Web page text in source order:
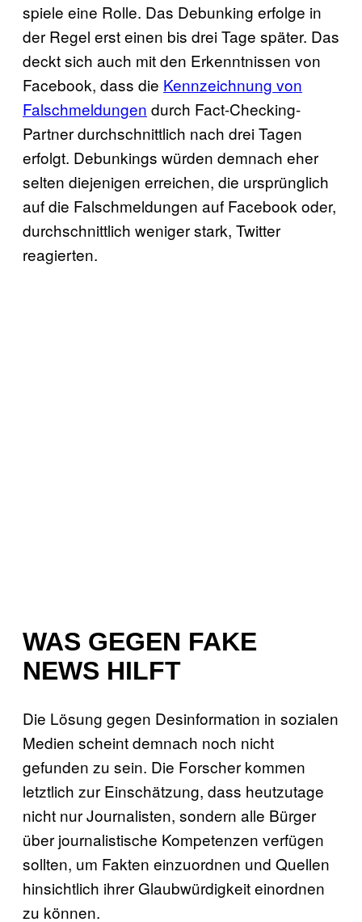
spiele eine Rolle. Das Debunking erfolge in
der Regel erst einen bis drei Tage später. Das
deckt sich auch mit den Erkenntnissen von
Facebook, dass die Kennzeichnung von
Falschmeldungen durch Fact-Checking-
Partner durchschnittlich nach drei Tagen
erfolgt. Debunkings würden demnach eher
selten diejenigen erreichen, die ursprünglich
auf die Falschmeldungen auf Facebook oder,
durchschnittlich weniger stark, Twitter
reagierten.
WAS GEGEN FAKE
NEWS HILFT
Die Lösung gegen Desinformation in sozialen
Medien scheint demnach noch nicht
gefunden zu sein. Die Forscher kommen
letztlich zur Einschätzung, dass heutzutage
nicht nur Journalisten, sondern alle Bürger
über journalistische Kompetenzen verfügen
sollten, um Fakten einzuordnen und Quellen
hinsichtlich ihrer Glaubwürdigkeit einordnen
zu können.